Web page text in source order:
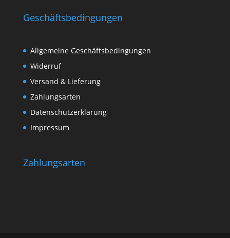
Geschäftsbedingungen
Allgemeine Geschäftsbedingungen
Widerruf
Versand & Lieferung
Zahlungsarten
Datenschutzerklärung
Impressum
Zahlungsarten